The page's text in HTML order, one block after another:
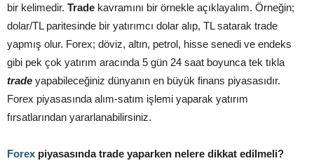
bir kelimedir. Trade kavramını bir örnekle açıklayalım. Örneğin;
dolar/TL paritesinde bir yatırımcı dolar alıp, TL satarak trade
yapmış olur. Forex; döviz, altın, petrol, hisse senedi ve endeks
gibi pek çok yatırım aracında 5 gün 24 saat boyunca tek tıkla
trade yapabileceğiniz dünyanın en büyük finans piyasasıdır.
Forex piyasasında alım-satım işlemi yaparak yatırım
fırsatlarından yararlanabilirsiniz.
Forex piyasasında trade yaparken nelere dikkat edilmeli?